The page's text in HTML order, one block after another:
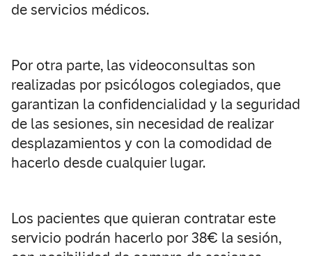
de servicios médicos.
Por otra parte, las videoconsultas son
realizadas por psicólogos colegiados, que
garantizan la confidencialidad y la seguridad
de las sesiones, sin necesidad de realizar
desplazamientos y con la comodidad de
hacerlo desde cualquier lugar.
Los pacientes que quieran contratar este
servicio podrán hacerlo por 38€ la sesión,